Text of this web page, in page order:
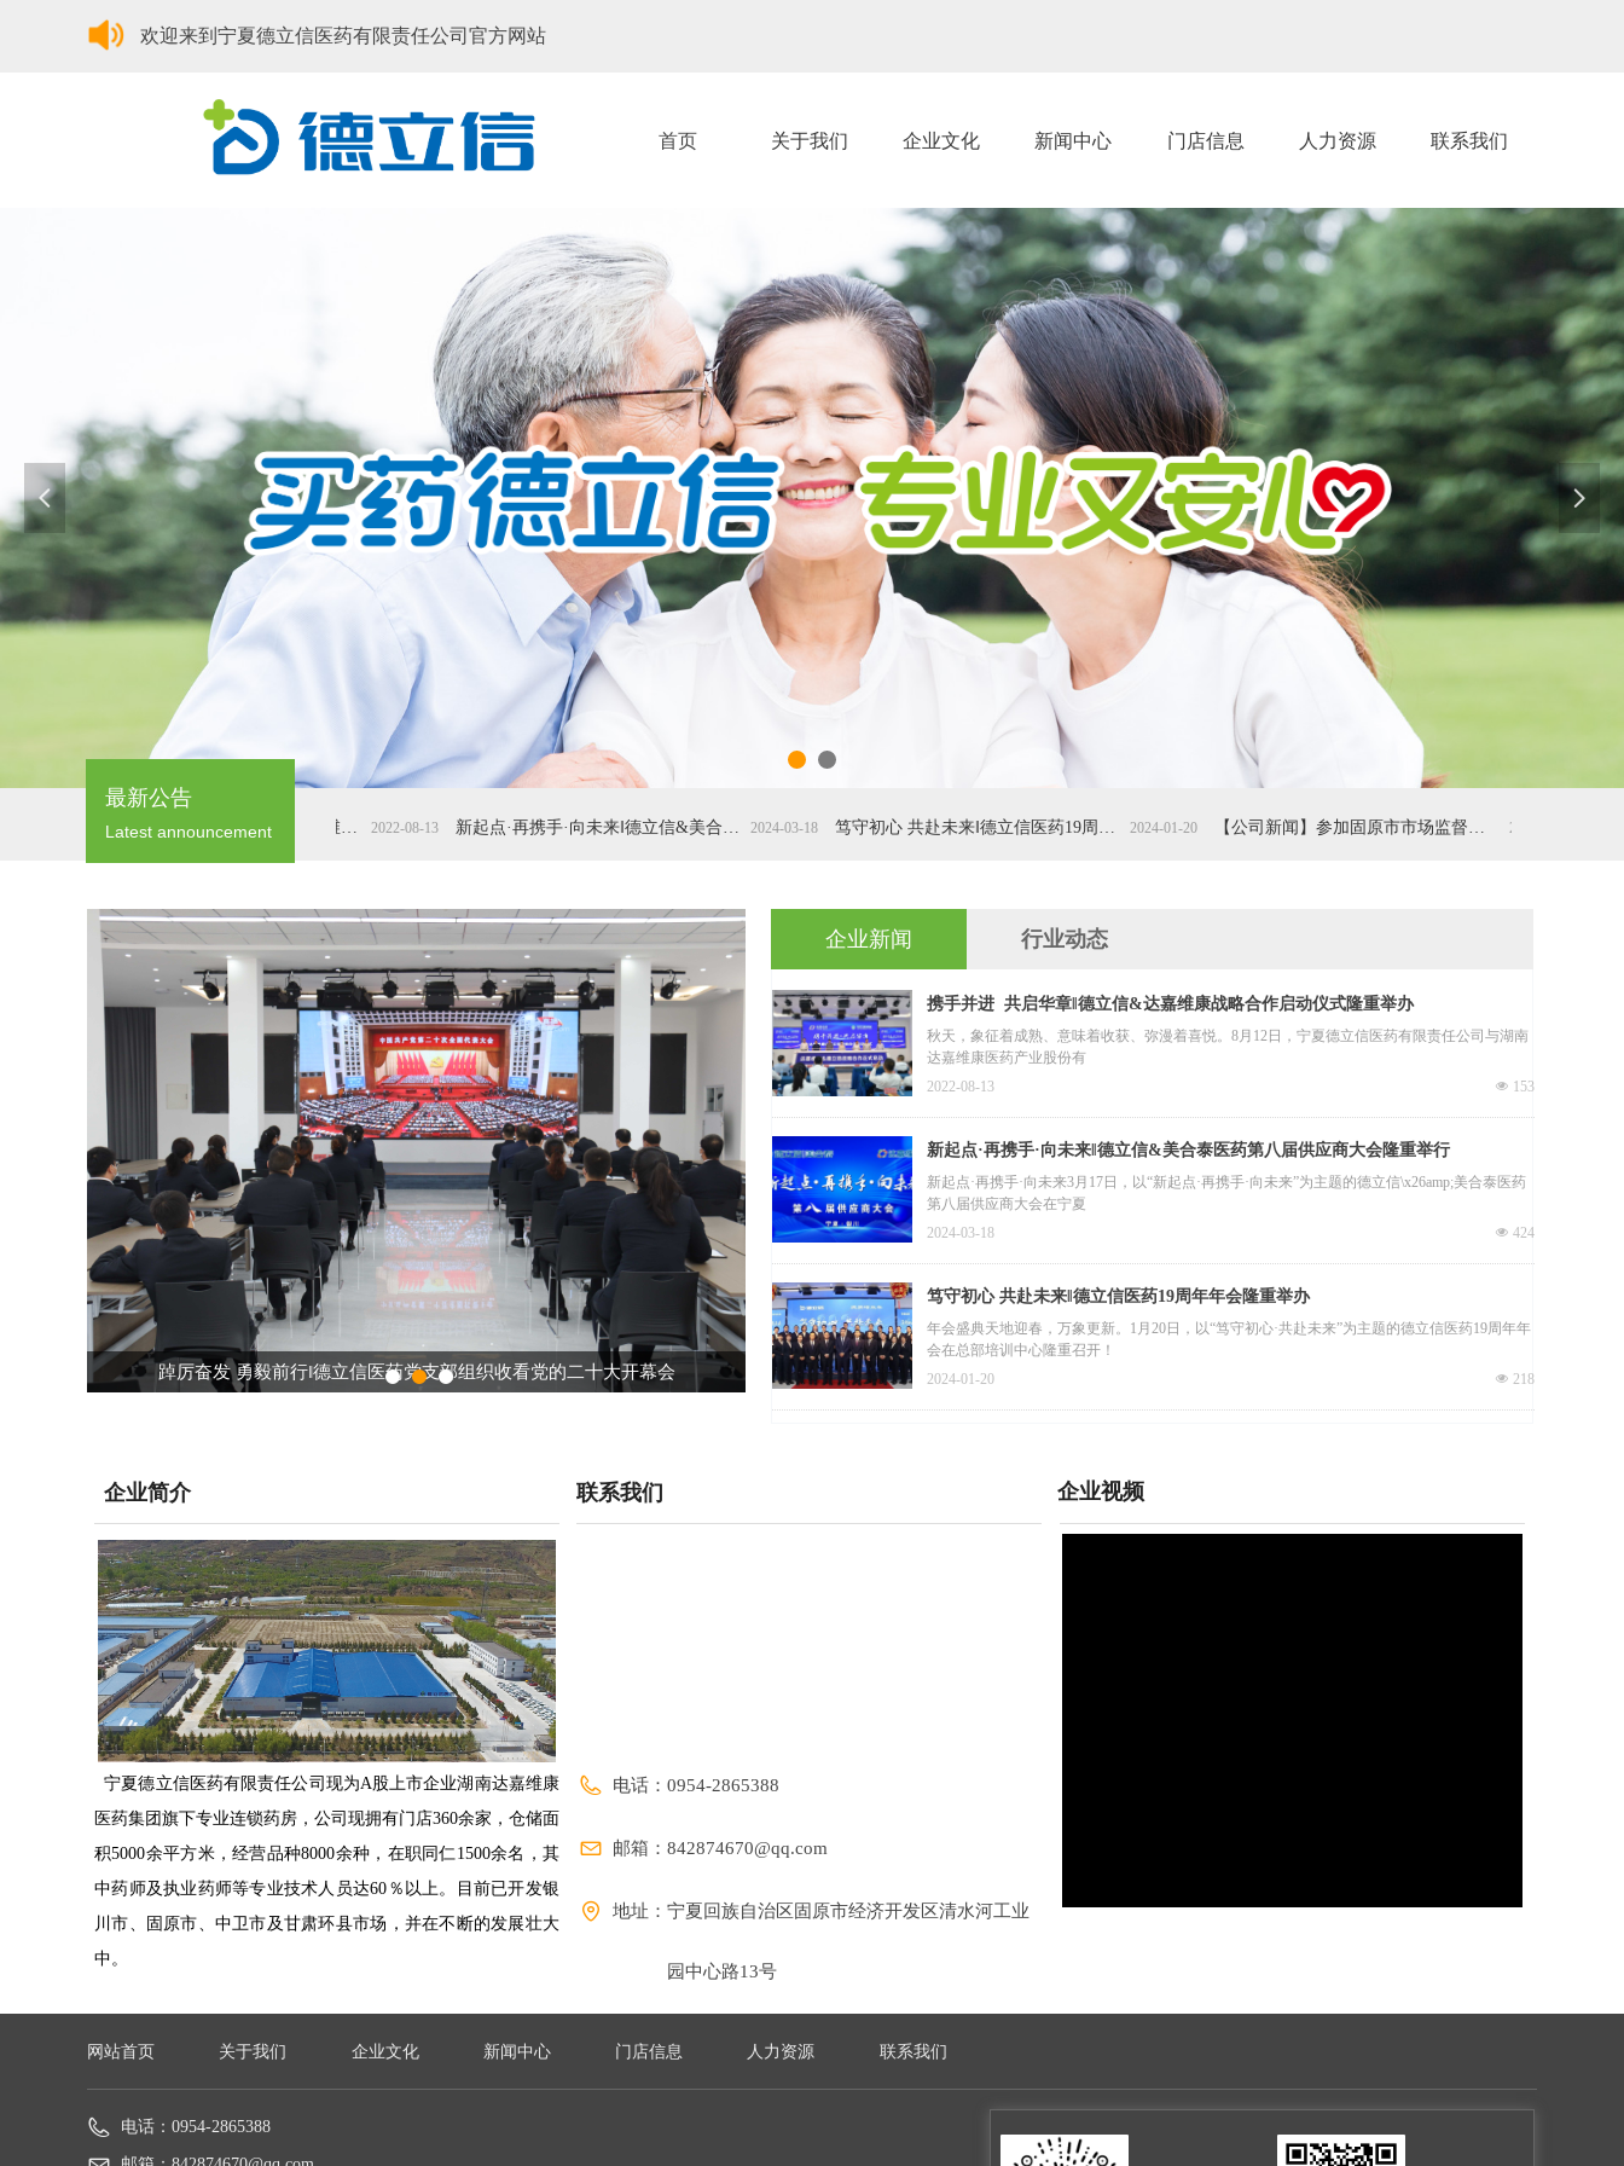
欢迎来到宁夏德立信医药有限责任公司官方网站
首页 关于我们 企业文化 新闻中心 门店信息 人力资源 联系我们
넳 넲
2022-08-13 2024-03-18
新起点·再携手·向未来‖德立信&美合泰医药第八届供应商大会隆重举行 2024-01-20
笃守初心 共赴未来‖德立信医药19周年年会隆重举办 2023-09-20
【公司新闻】参加固原市市场监督管理局“政府开放日”活动代表实地参观德立信医药总部
最新公告
Latest announcement
踔厉奋发 勇毅前行‖德立信医药党支部组织收看党的二十大开幕会 情系“疫”线 暖心关怀‖德立信医药慰问一线防疫工作人员
10月11日下午，固原市应对新冠肺炎疫情工作指挥部联合德立信医药慰问疫情防控一线工作人员。固
企业简介
宁夏德立信医药有限责任公司现为A股上市企业湖南达嘉维康
医药集团旗下专业连锁药房，公司现拥有门店360余家，仓储面
积5000余平方米，经营品种8000余种，在职同仁1500余名，其
中药师及执业药师等专业技术人员达60％以上。目前已开发银
川市、固原市、中卫市及甘肃环县市场，并在不断的发展壮大
中。
联系我们
电话： 0954-2865388
邮箱： 842874670@qq.com
地址： 宁夏回族自治区固原市经济开发区清水河工业
园中心路13号
企业视频
企业新闻 行业动态
携手并进 共启华章‖德立信&达嘉维康战略合作启动仪式隆重举办
秋天，象征着成熟、意味着收获、弥漫着喜悦。8月12日，宁夏德立信医药有限责任公司与湖南
达嘉维康医药产业股份有
넶 153
2022-08-13
新起点·再携手·向未来‖德立信&美合泰医药第八届供应商大会隆重举行
新起点·再携手·向未来3月17日，以“新起点·再携手·向未来”为主题的德立信\x26amp;美合泰医药
第八届供应商大会在宁夏
넶 424
2024-03-18
笃守初心 共赴未来‖德立信医药19周年年会隆重举办
年会盛典天地迎春，万象更新。1月20日，以“笃守初心·共赴未来”为主题的德立信医药19周年年
会在总部培训中心隆重召开！
넶 218
2024-01-20
电话： 0954-2865388
网站首页 关于我们 企业文化 新闻中心 门店信息 人力资源 联系我们